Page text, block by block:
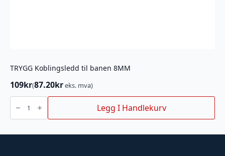
TRYGG Koblingsledd til banen 8MM
109kr(87.20kreks. mva)
TRYGG
Koblingsledd
banen
Legg I Handlekurv